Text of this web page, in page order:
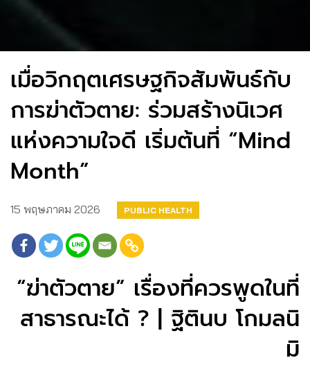
เมื่อวิกฤตเศรษฐกิจสัมพันธ์กับ
การฆ่าตัวตาย: ร่วมสร้างนิเวศ
แห่งความใจดี เริ่มต้นที่ “Mind
Month”
15 พฤษภาคม 2026 PUBLIC HEALTH
“ฆ่าตัวตาย” เรื่องที่ควรพูดในที่
สาธารณะได้ ? | ฐิตินบ โกมลนิ
มิ